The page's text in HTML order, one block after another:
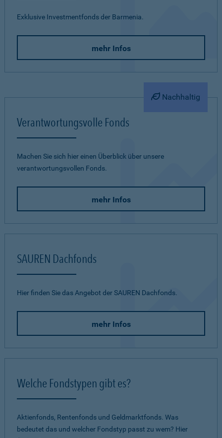
Exklusive Investmentfonds der Barmenia.
mehr Infos
Nachhaltig
Verantwortungsvolle Fonds
Machen Sie sich hier einen Überblick über unsere
verantwortungsvollen Fonds.
mehr Infos
SAUREN Dachfonds
Hier finden Sie das Angebot der SAUREN Dachfonds.
mehr Infos
Welche Fondstypen gibt es?
Aktienfonds, Rentenfonds und Geldmarktfonds. Was
bedeutet das und welcher Fondstyp passt zu wem? Hier